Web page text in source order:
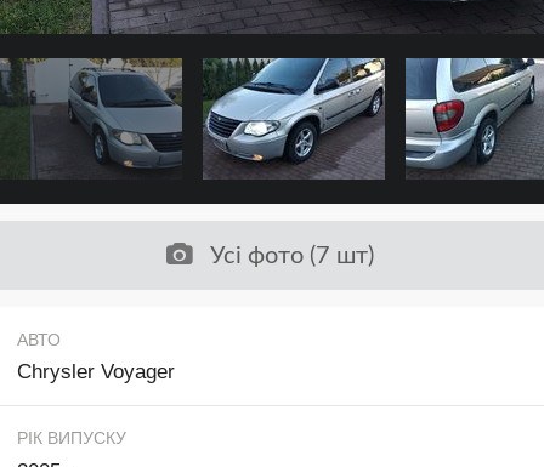
Усі фото (7 шт)
АВТО
Chrysler Voyager
РІК ВИПУСКУ